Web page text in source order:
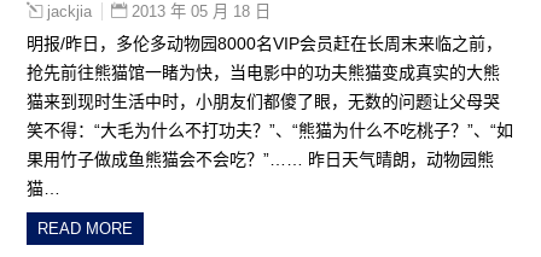
jackjia 2013 年 05 月 18 日
明报/昨日，多伦多动物园8000名VIP会员赶在长周末来临之前，
抢先前往熊猫馆一睹为快，当电影中的功夫熊猫变成真实的大熊
猫来到现时生活中时，小朋友们都傻了眼，无数的问题让父母哭
笑不得：“大毛为什么不打功夫？”、“熊猫为什么不吃桃子？”、“如
果用竹子做成鱼熊猫会不会吃？”…… 昨日天气晴朗，动物园熊
猫…
READ MORE